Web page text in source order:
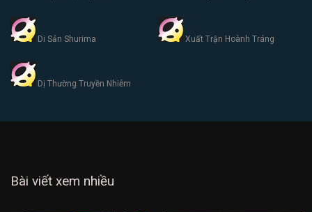
Di Sản Shurima Xuất Trận Hoành Tráng
Dị Thường Truyền Nhiễm
Bài viết xem nhiều